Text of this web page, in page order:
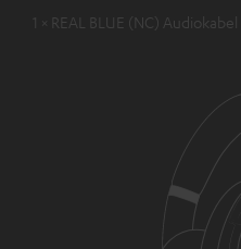
1 × REAL BLUE (NC)